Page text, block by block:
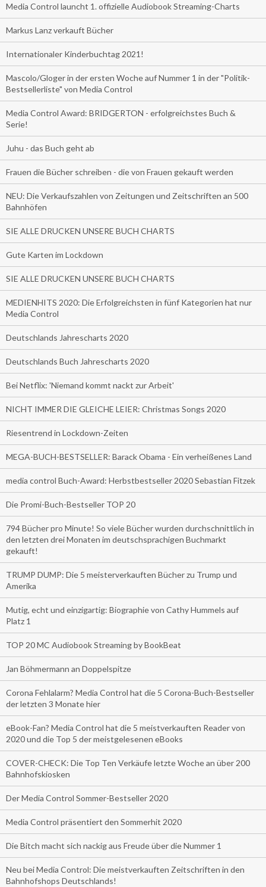
Media Control launcht 1. offizielle Audiobook Streaming-Charts
Markus Lanz verkauft Bücher
Internationaler Kinderbuchtag 2021!
Mascolo/Gloger in der ersten Woche auf Nummer 1 in der "Politik-
Bestsellerliste" von Media Control
Media Control Award: BRIDGERTON - erfolgreichstes Buch &
Serie!
Juhu - das Buch geht ab
Frauen die Bücher schreiben - die von Frauen gekauft werden
NEU: Die Verkaufszahlen von Zeitungen und Zeitschriften an 500
Bahnhöfen
SIE ALLE DRUCKEN UNSERE BUCH CHARTS
Gute Karten im Lockdown
SIE ALLE DRUCKEN UNSERE BUCH CHARTS
MEDIENHITS 2020: Die Erfolgreichsten in fünf Kategorien hat nur
Media Control
Deutschlands Jahrescharts 2020
Deutschlands Buch Jahrescharts 2020
Bei Netflix: 'Niemand kommt nackt zur Arbeit'
NICHT IMMER DIE GLEICHE LEIER: Christmas Songs 2020
Riesentrend in Lockdown-Zeiten
MEGA-BUCH-BESTSELLER: Barack Obama - Ein verheißenes Land
media control Buch-Award: Herbstbestseller 2020 Sebastian Fitzek
Die Promi-Buch-Bestseller TOP 20
794 Bücher pro Minute! So viele Bücher wurden durchschnittlich in
den letzten drei Monaten im deutschsprachigen Buchmarkt
gekauft!
TRUMP DUMP: Die 5 meisterverkauften Bücher zu Trump und
Amerika
Mutig, echt und einzigartig: Biographie von Cathy Hummels auf
Platz 1
TOP 20 MC Audiobook Streaming by BookBeat
Jan Böhmermann an Doppelspitze
Corona Fehlalarm? Media Control hat die 5 Corona-Buch-Bestseller
der letzten 3 Monate hier
eBook-Fan? Media Control hat die 5 meistverkauften Reader von
2020 und die Top 5 der meistgelesenen eBooks
COVER-CHECK: Die Top Ten Verkäufe letzte Woche an über 200
Bahnhofskiosken
Der Media Control Sommer-Bestseller 2020
Media Control präsentiert den Sommerhit 2020
Die Bitch macht sich nackig aus Freude über die Nummer 1
Neu bei Media Control: Die meistverkauften Zeitschriften in den
Bahnhofshops Deutschlands!